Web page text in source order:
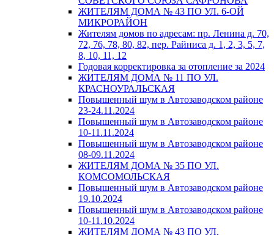
ЖИТЕЛЯМ ДОМА № 43 ПО УЛ. 6-ОЙ
МИКРОРАЙОН
Жителям домов по адресам: пр. Ленина д. 70,
72, 76, 78, 80, 82, пер. Райниса д. 1, 2, 3, 5, 7,
8, 10, 11, 12
Годовая корректировка за отопление за 2024
ЖИТЕЛЯМ ДОМА № 11 ПО УЛ.
КРАСНОУРАЛЬСКАЯ
Повышенный шум в Автозаводском районе
23-24.11.2024
Повышенный шум в Автозаводском районе
10-11.11.2024
Повышенный шум в Автозаводском районе
08-09.11.2024
ЖИТЕЛЯМ ДОМА № 35 ПО УЛ.
КОМСОМОЛЬСКАЯ
Повышенный шум в Автозаводском районе
19.10.2024
Повышенный шум в Автозаводском районе
10-11.10.2024
ЖИТЕЛЯМ ДОМА № 43 ПО УЛ.